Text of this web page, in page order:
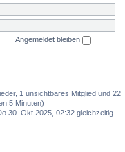
Angemeldet bleiben
1 unsichtbares Mitglied und 22
5 Minuten)
30. Okt 2025, 02:32 gleichzeitig